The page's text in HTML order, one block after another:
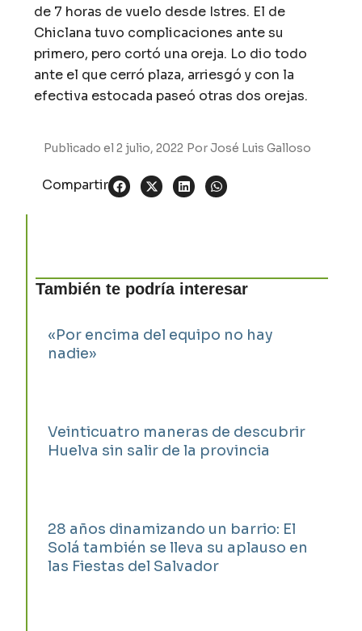
de 7 horas de vuelo desde Istres. El de
Chiclana tuvo complicaciones ante su
primero, pero cortó una oreja. Lo dio todo
ante el que cerró plaza, arriesgó y con la
efectiva estocada paseó otras dos orejas.
Publicado el2 julio, 2022 PorJosé Luis Galloso
Compartir
También te podría interesar
«Por encima del equipo no hay
nadie»
Veinticuatro maneras de descubrir
Huelva sin salir de la provincia
28 años dinamizando un barrio: El
Solá también se lleva su aplauso en
las Fiestas del Salvador